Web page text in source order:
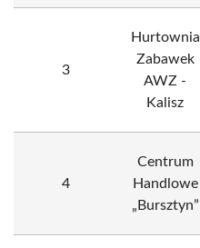
3
Hurtownia
Zabawek
AWZ -
Kalisz
4
Centrum
Handlowe
„Bursztyn”